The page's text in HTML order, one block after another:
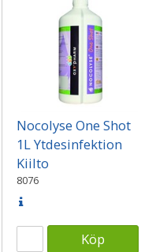
Nocolyse One Shot
1L Ytdesinfektion
Kiilto
8076
Köp